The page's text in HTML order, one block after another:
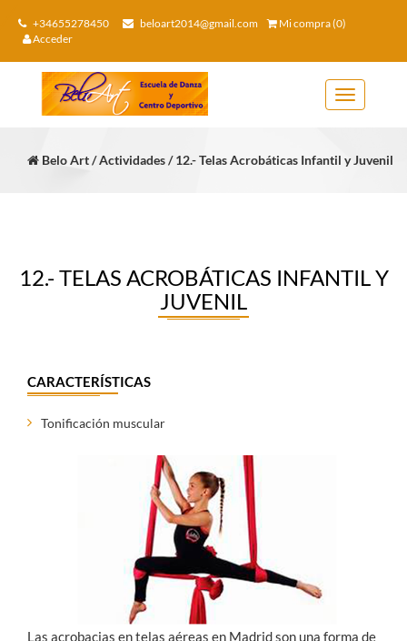
+34655278450 beloart2014@gmail.com
Mi compra (0)
Acceder
Toggle
navigation
Belo Art / Actividades / 12.- Telas Acrobáticas Infantil y Juvenil
12.- TELAS ACROBÁTICAS INFANTIL Y
JUVENIL
CARACTERÍSTICAS
Tonificación muscular
Las acrobacias en telas aéreas en Madrid son una forma de